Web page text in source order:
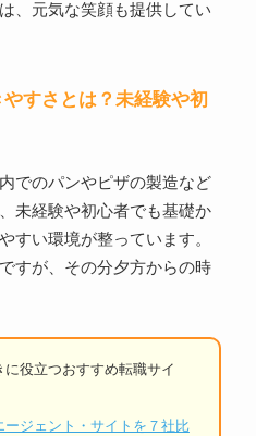
、元気な笑顔も提供してい
すさとは？未経験や初
でのパンやピザの製造など
未経験や初心者でも基礎か
すい環境が整っています。
すが、その分夕方からの時
役立つおすすめ転職サイ
ジェント・サイトを７社比